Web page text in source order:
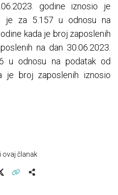
godine iznosio je
je za 5.157 u odnosu na
kada je broj zaposlenih
na dan 30.06.2023.
u odnosu na podatak od
je broj zaposlenih iznosio
ovaj članak